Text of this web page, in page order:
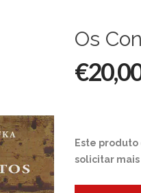
Os
Este
solicitar